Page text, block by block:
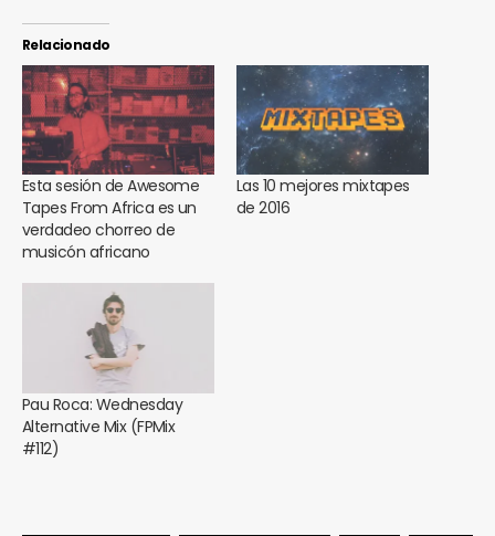
Relacionado
Esta sesión de Awesome
Tapes From Africa es un
verdadeo chorreo de
musicón africano
Las 10 mejores mixtapes
de 2016
Pau Roca: Wednesday
Alternative Mix (FPMix
#112)